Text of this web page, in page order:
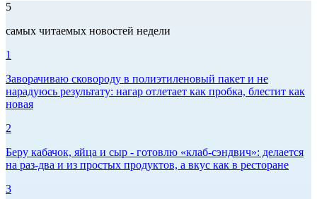
5
самых читаемых новостей недели
1
Заворачиваю сковороду в полиэтиленовый пакет и не
нарадуюсь результату: нагар отлетает как пробка, блестит как
новая
2
Беру кабачок, яйца и сыр - готовлю «клаб-сэндвич»: делается
на раз-два и из простых продуктов, а вкус как в ресторане
3